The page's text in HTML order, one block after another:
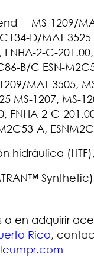
– MS-1209/
D/MAT
FNHA-2-C-
B/C ESN-
MAT 3505,
MS-1207, MS-
FNHA-2-C-
A,
hidráulica
en adquirir
Rico,